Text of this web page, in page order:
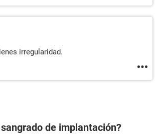
irregularidad.
de implantación?